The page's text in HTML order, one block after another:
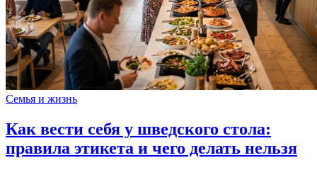
Семья и жизнь
Как вести себя у шведского стола:
правила этикета и чего делать нельзя